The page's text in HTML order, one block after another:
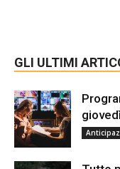
GLI ULTIMI